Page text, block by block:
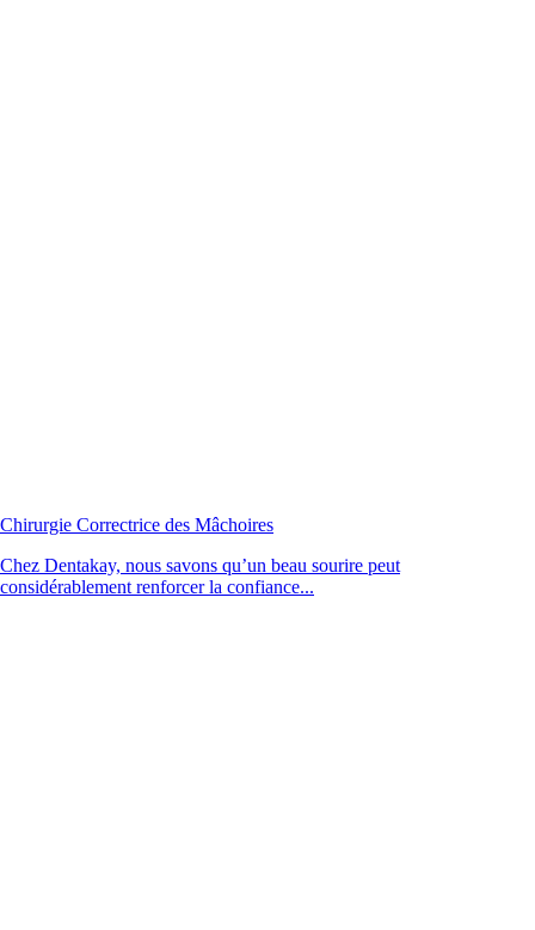
Chirurgie Correctrice des Mâchoires
Chez Dentakay, nous savons qu’un beau sourire peut
considérablement renforcer la confiance...